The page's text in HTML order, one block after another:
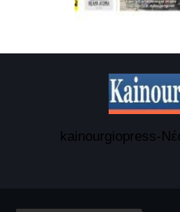
kainourgiopress-